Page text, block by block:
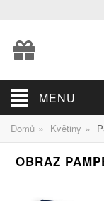
MENU
Domů » Květiny »
OBRAZ